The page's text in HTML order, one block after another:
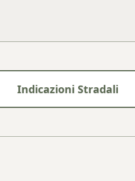
Indicazioni Stradali